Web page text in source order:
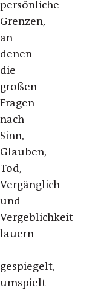
persönliche
Grenzen,
an
denen
die
großen
Fragen
nach
Sinn,
Glauben,
Tod,
Vergänglich-
und
Vergeblichkeit
lauern
–
gespiegelt,
umspielt